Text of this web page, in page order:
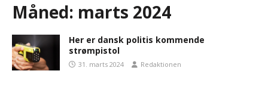
Måned: marts 2024
Her er dansk politis kommende
strømpistol
31. marts 2024 Redaktionen